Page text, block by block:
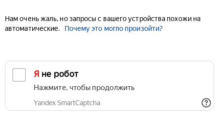
Нам очень жаль, но запросы с вашего устройства похожи на
автоматические.
Почему это могло произойти?
Я не робот
Нажмите, чтобы продолжить
Yandex SmartCaptcha